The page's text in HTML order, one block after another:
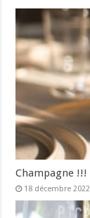
Champagne !!!
18 décembre 2022